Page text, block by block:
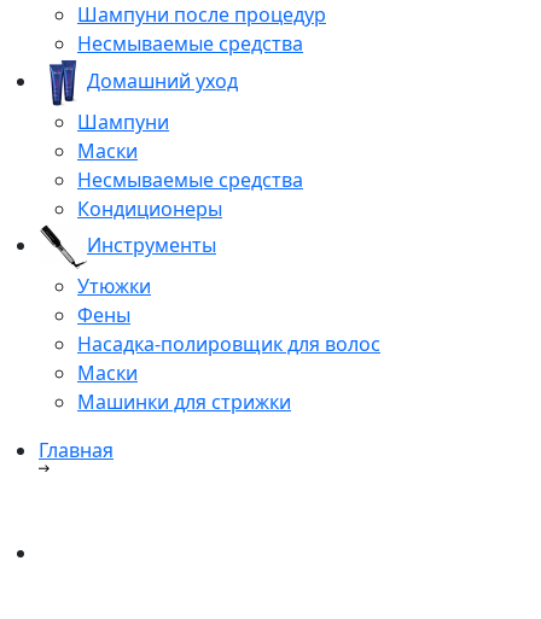
Шампуни после процедур
Несмываемые средства
Домашний уход
Шампуни
Маски
Несмываемые средства
Кондиционеры
Инструменты
Утюжки
Фены
Насадка-полировщик для волос
Маски
Машинки для стрижки
Главная